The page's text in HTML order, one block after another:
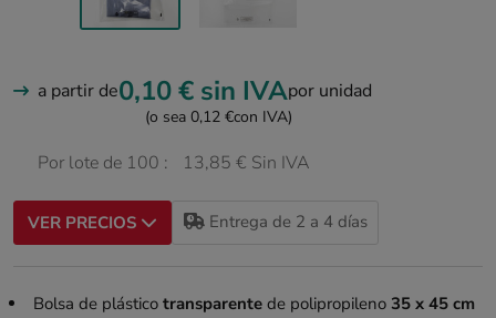
a partir de0,10 € sin IVApor unidad
(o sea 0,12 €con IVA)
Por lote de 100 : 13,85 € Sin IVA
VER PRECIOS Entrega de 2 a 4 días
Bolsa de plástico transparentede polipropileno 35 x 45 cm